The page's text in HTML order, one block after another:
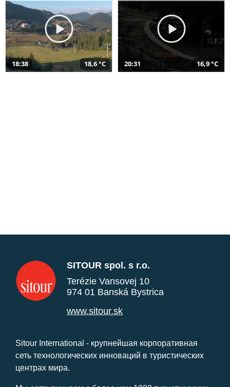
18:38 18,6 °C 20:31 16,9 °C
SITOUR spol. s r.o.
Terézie Vansovej 10
974 01 Banská Bystrica
www.sitour.sk
Sitour International - крупнейшая корпоративная
сеть технологических инноваций в туристических
центрах мира.